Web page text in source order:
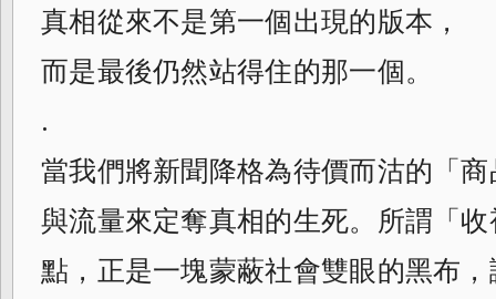
真相從來不是第一個出現的版本，
而是最後仍然站得住的那一個。
.
當我們將新聞降格為待價而沽的「
與流量來定奪真相的生死。所謂「
點，正是一塊蒙蔽社會雙眼的黑布